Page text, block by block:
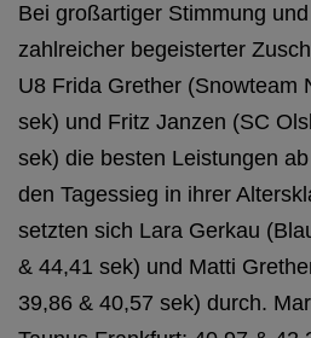
Bei großartiger Stimmung
zahlreicher begeisterter
U8 Frida Grether (Snowteam
sek) und Fritz Janzen (SC
sek) die besten Leistungen ab
den Tagessieg in ihrer
setzten sich Lara Gerkau
& 44,41 sek) und Matti
39,86 & 40,57 sek) durch.